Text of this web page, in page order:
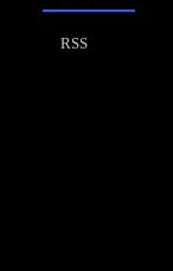
RSS